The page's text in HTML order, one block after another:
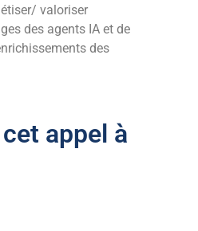
valoriser
des agents IA et de
des
appel à